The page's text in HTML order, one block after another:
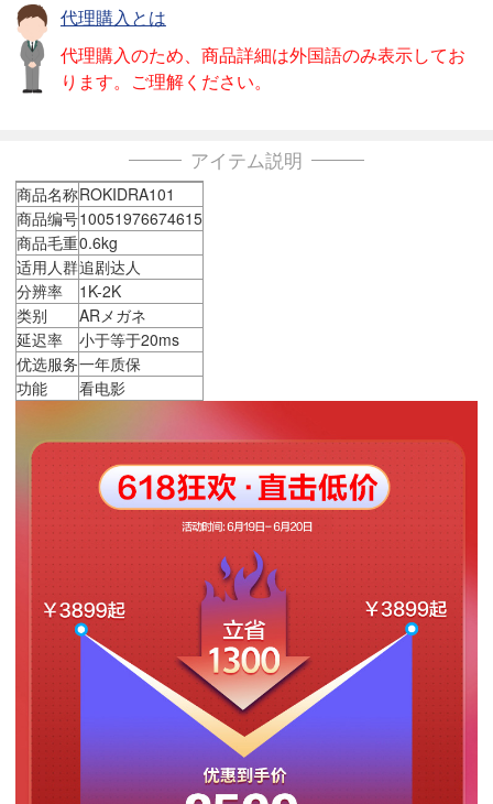
代理購入とは
代理購入のため、商品詳細は外国語のみ表示してお
ります。ご理解ください。
アイテム説明
商品名称ROKIDRA101
商品编号10051976674615
商品毛重0.6kg
适用人群追剧达人
分辨率
1K-2K
类别
ARメガネ
延迟率
小于等于20ms
优选服务一年质保
功能
看电影